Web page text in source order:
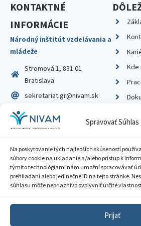
Spravovať Súhlas
Na poskytovanie tých najlepších skúseností
súbory cookie na ukladanie a/alebo prístup k
týmito technológiami nám umožní spracovávať
prehliadaní alebo jedinečné ID na tejto stránke.
súhlasu môže nepriaznivo ovplyvniť určité
Prijať
KONTAKTNÉ
INFORMÁCIE
Národný inštitút vzdelávania a
mládeže
Stromová 1, 831 01
Bratislava
sekretariat.gr@nivam.sk
IČO: 00164348
DIČ: 2020798714
Kde
Zásady ochrany
Sprístupnenie